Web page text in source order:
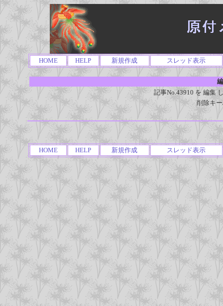
HOME HELP 新規作成 スレッド表示
記事No.43910 を 編集
削除キ
HOME HELP 新規作成 スレッド表示